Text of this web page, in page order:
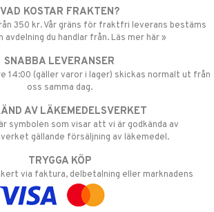
VAD KOSTAR FRAKTEN?
350 kr. Vår gräns för fraktfri leverans bestäms
avdelning du handlar från. Läs mer här »
SNABBA LEVERANSER
14:00 (gäller varor i lager) skickas normalt ut från
oss samma dag.
AV LÄKEMEDELSVERKET
symbolen som visar att vi är godkända av
gällande försäljning av läkemedel.
TRYGGA KÖP
via faktura, delbetalning eller marknadens